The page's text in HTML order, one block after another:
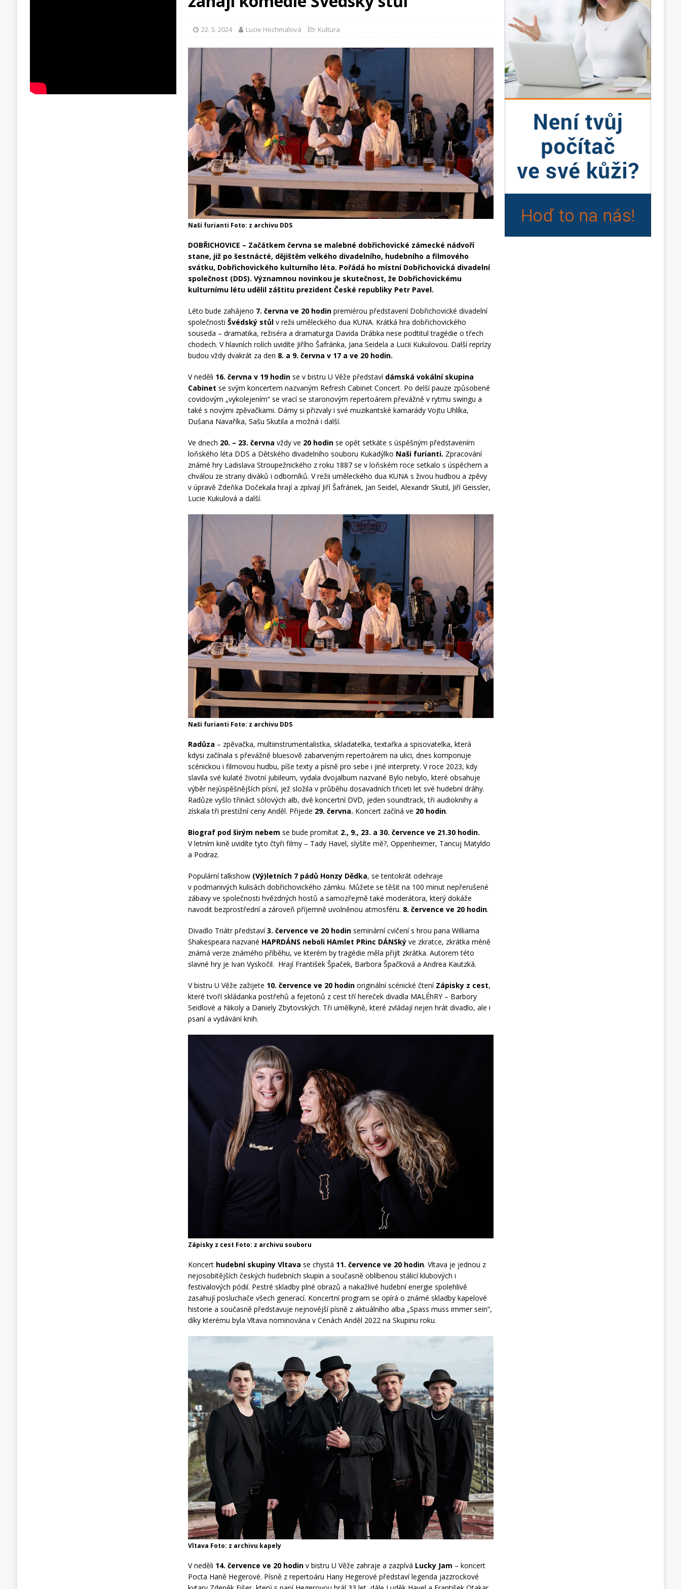
22. 5. 2024 Lucie Hochmalová Kultura
Naši furianti Foto: z archivu DDS
DOBŘICHOVICE – Začátkem června se malebné dobřichovické zámecké nádvoří
stane, již po šestnácté, dějištěm velkého divadelního, hudebního a filmového
svátku, Dobřichovického kulturního léta. Pořádá ho místní Dobřichovická divadelní
společnost (DDS). Významnou novinkou je skutečnost, že Dobřichovickému
kulturnímu létu udělil záštitu prezident České republiky Petr Pavel.
Léto bude zahájeno 7. června ve 20 hodin premiérou představení Dobřichovické divadelní
společnosti Švédský stůl v režii uměleckého dua KUNA. Krátká hra dobřichovického
souseda – dramatika, režiséra a dramaturga Davida Drábka nese podtitul tragédie o třech
chodech. V hlavních rolích uvidíte Jiřího Šafránka, Jana Seidela a Lucii Kukulovou. Další reprízy
budou vždy dvakrát za den 8. a 9. června v 17 a ve 20 hodin.
V neděli 16. června v 19 hodinse v bistru U Věže představí dámská vokální skupina
Cabinet se svým koncertem nazvaným Refresh Cabinet Concert. Po delší pauze způsobené
covidovým „vykolejením“ se vrací se staronovým repertoárem převážně v rytmu swingu a
také s novými zpěvačkami. Dámy si přizvaly i své muzikantské kamarády Vojtu Uhlíka,
Dušana Navaříka, Sašu Skutila a možná i další.
Ve dnech 20. – 23. června vždy ve 20 hodin se opět setkáte s úspěšným představením
loňského léta DDS a Dětského divadelního souboru Kukadýlko Naši furianti. Zpracování
známé hry Ladislava Stroupežnického z roku 1887 se v loňském roce setkalo s úspěchem a
chválou ze strany diváků i odborníků. V režii uměleckého dua KUNA s živou hudbou a zpěvy
v úpravě Zdeňka Dočekala hrají a zpívají Jiří Šafránek, Jan Seidel, Alexandr Skutil, Jiří Geissler,
Lucie Kukulová a další.
Naši furianti Foto: z archivu DDS
Radůza – zpěvačka, multiinstrumentalistka, skladatelka, textařka a spisovatelka, která
kdysi začínala s převážně bluesově zabarveným repertoárem na ulici, dnes komponuje
scénickou i filmovou hudbu, píše texty a písně pro sebe i jiné interprety. V roce 2023, kdy
slavila své kulaté životní jubileum, vydala dvojalbum nazvané Bylo nebylo, které obsahuje
výběr nejúspěšnějších písní, jež složila v průběhu dosavadních třiceti let své hudební dráhy.
Radůze vyšlo třináct sólových alb, dvě koncertní DVD, jeden soundtrack, tři audioknihy a
získala tři prestižní ceny Anděl. Přijede 29. června. Koncert začíná ve 20 hodin.
Biograf pod širým nebemse bude promítat 2., 9., 23. a 30. července ve 21.30 hodin.
V letním kině uvidíte tyto čtyři filmy – Tady Havel, slyšíte mě?, Oppenheimer, Tancuj Matyldo
a Podraz.
Populární talkshow (Vý)letních 7 pádů Honzy Dědka, se tentokrát odehraje
v podmanivých kulisách dobřichovického zámku. Můžete se těšit na 100 minut nepřerušené
zábavy ve společnosti hvězdných hostů a samozřejmě také moderátora, který dokáže
navodit bezprostřední a zároveň příjemně uvolněnou atmosféru. 8. července ve 20 hodin.
Divadlo Triátr představí3. července ve 20 hodin seminární cvičení s hrou pana Williama
Shakespeara nazvané HAPRDÁNS neboli HAmlet PRinc DÁNSký ve zkratce, zkrátka méně
známá verze známého příběhu, ve kterém by tragédie měla přijít zkrátka. Autorem této
slavné hry je Ivan Vyskočil. Hrají František Špaček, Barbora Špačková a Andrea Kautzká.
V bistru U Věže zažijete 10. července ve 20 hodin originální scénické čtení Zápisky z cest,
které tvoří skládanka postřehů a fejetonů z cest tří hereček divadla MALÉhRY – Barbory
Seidlové a Nikoly a Daniely Zbytovských. Tři umělkyně, které zvládají nejen hrát divadlo, ale i
psaní a vydávání knih.
Zápisky z cest Foto: z archivu souboru
Koncert hudební skupiny Vltavase chystá 11. července ve 20 hodin. Vltava je jednou z
nejosobitějších českých hudebních skupin a současně oblíbenou stálicí klubových i
festivalových pódií. Pestré skladby plné obrazů a nakažlivé hudební energie spolehlivě
zasahují posluchače všech generací. Koncertní program se opírá o známé skladby kapelové
historie a současně představuje nejnovější písně z aktuálního alba „Spass muss immer sein“,
díky kterému byla Vltava nominována v Cenách Anděl 2022 na Skupinu roku.
Vltava Foto: z archivu kapely
V neděli 14. července ve 20 hodin v bistru U Věže zahraje a zazpívá Lucky Jam – koncert
Pocta Haně Hegerové. Písně z repertoáru Hany Hegerové představí legenda jazzrockové